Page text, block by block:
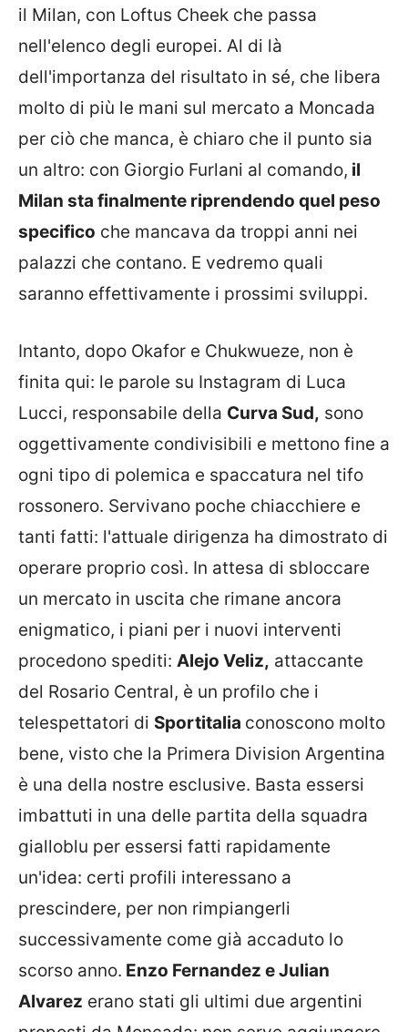
il Milan, con Loftus Cheek che passa
nell'elenco degli europei. Al di là
dell'importanza del risultato in sé, che libera
molto di più le mani sul mercato a Moncada
per ciò che manca, è chiaro che il punto sia
un altro: con Giorgio Furlani al comando, il
Milan sta finalmente riprendendo quel peso
specifico che mancava da troppi anni nei
palazzi che contano. E vedremo quali
saranno effettivamente i prossimi sviluppi.
Intanto, dopo Okafor e Chukwueze, non è
finita qui: le parole su Instagram di Luca
Lucci, responsabile della Curva Sud, sono
oggettivamente condivisibili e mettono fine a
ogni tipo di polemica e spaccatura nel tifo
rossonero. Servivano poche chiacchiere e
tanti fatti: l'attuale dirigenza ha dimostrato di
operare proprio così. In attesa di sbloccare
un mercato in uscita che rimane ancora
enigmatico, i piani per i nuovi interventi
procedono spediti: Alejo Veliz, attaccante
del Rosario Central, è un profilo che i
telespettatori di Sportitalia conoscono molto
bene, visto che la Primera Division Argentina
è una della nostre esclusive. Basta essersi
imbattuti in una delle partita della squadra
gialloblu per essersi fatti rapidamente
un'idea: certi profili interessano a
prescindere, per non rimpiangerli
successivamente come già accaduto lo
scorso anno. Enzo Fernandez e Julian
Alvarez erano stati gli ultimi due argentini